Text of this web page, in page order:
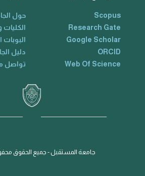
Scopus
Research Gate
Google Scholar
ORCID
Web Of Science
حول
الكليات
البوبات
دليل
تواصل
جامعة المستقبل - جميع الحقوق